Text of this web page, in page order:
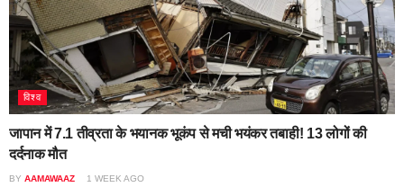
विश्व
जापान में 7.1 तीव्रता के भयानक भूकंप से मची भयंकर तबाही! 13 लोगों की
दर्दनाक मौत
BY AAMAWAAZ 1 WEEK AGO